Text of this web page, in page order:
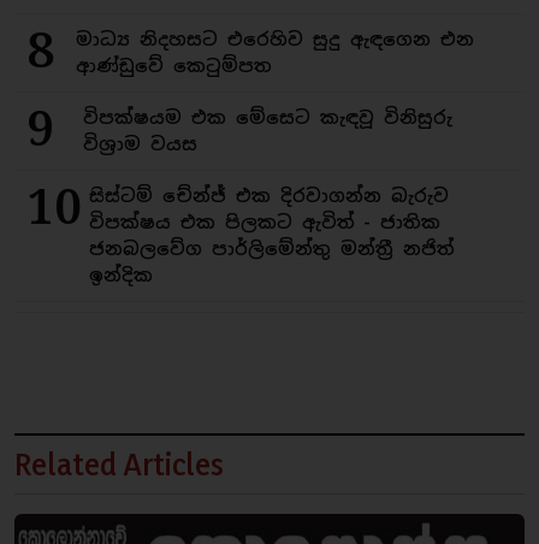
8
මාධ්‍ය නිදහසට එරෙහිව සුදු ඇඳගෙන එන
ආණ්ඩුවේ කෙටුම්පත
9
විපක්ෂයම එක මේසෙට කැඳවූ විනිසුරු
විශ්‍රාම වයස
10 සිස්ටම් චේන්ජ් එක දිරවාගන්න බැරුව
විපක්ෂය එක පිලකට ඇවිත් - ජාතික
ජනබලවේග පාර්ලිමේන්තු මන්ත්‍රී නජිත්
ඉන්දික
Related Articles